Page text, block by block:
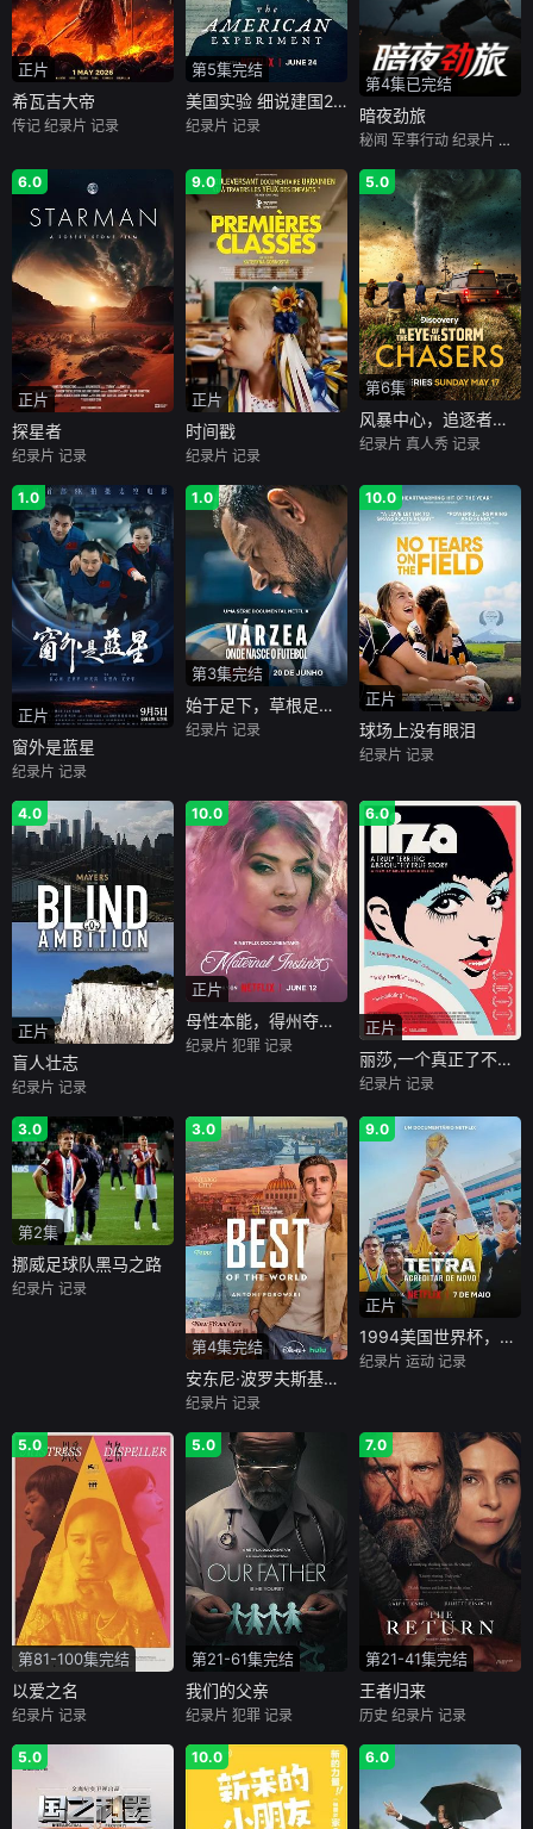
正片
希瓦吉大帝
传记 纪录片 记录
第5集完结
美国实验 细说建国250年
纪录片 记录
第4集已完结
暗夜劲旅
秘闻 军事行动 纪录片 记录
6.0
正片
探星者
纪录片 记录
9.0
正片
时间戳
纪录片 记录
5.0
第6集
风暴中心，追逐者第一季
纪录片 真人秀 记录
1.0
正片
窗外是蓝星
纪录片 记录
1.0
第3集完结
始于足下，草根足球的传奇
纪录片 记录
10.0
正片
球场上没有眼泪
纪录片 记录
4.0
正片
盲人壮志
纪录片 记录
10.0
正片
母性本能，得州夺胎案
纪录片 犯罪 记录
6.0
正片
丽莎,一个真正了不起的绝对真实的故事
纪录片 记录
3.0
第2集
挪威足球队黑马之路
纪录片 记录
3.0
第4集完结
安东尼·波罗夫斯基的世界最佳之旅
纪录片 记录
9.0
正片
1994美国世界杯，巴西队荣耀再临
纪录片 运动 记录
5.0
第81-100集完结
以爱之名
纪录片 记录
5.0
第21-61集完结
我们的父亲
纪录片 犯罪 记录
7.0
第21-41集完结
王者归来
历史 纪录片 记录
5.0 10.0 6.0